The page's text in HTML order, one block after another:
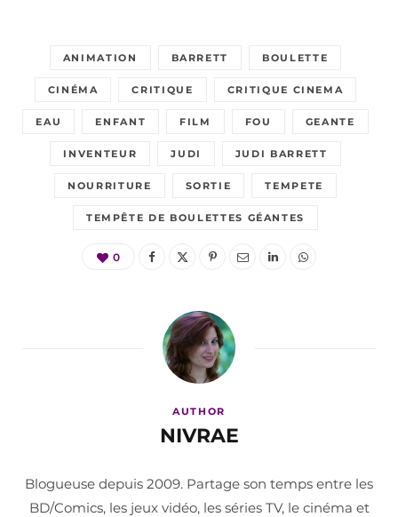
ANIMATION BARRETT BOULETTE
CINÉMA CRITIQUE CRITIQUE CINEMA
EAU ENFANT FILM FOU GEANTE
INVENTEUR JUDI JUDI BARRETT
NOURRITURE SORTIE TEMPETE
TEMPÊTE DE BOULETTES GÉANTES
0
AUTHOR
NIVRAE
Blogueuse depuis 2009. Partage son temps entre les
BD/Comics, les jeux vidéo, les séries TV, le cinéma et